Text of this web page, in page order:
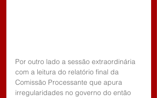
Por outro lado a sessão extraordinária
com a leitura do relatório final da
Comissão Processante que apura
irregularidades no governo do então